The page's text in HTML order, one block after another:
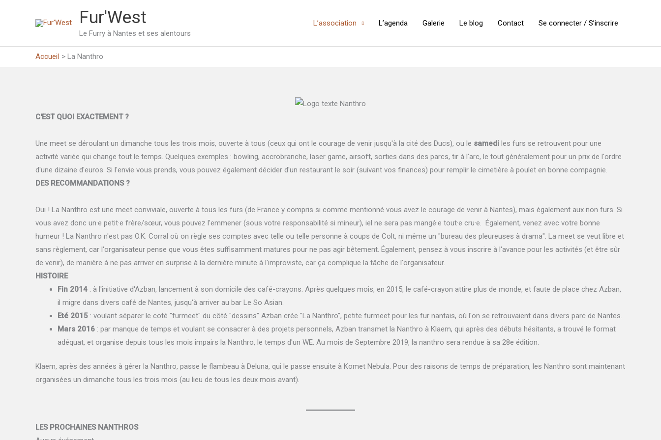
Fur'West
Le Furry à Nantes et ses alentours
L’association L’agenda Galerie Le blog Contact Se connecter / S’inscrire
Accueil La Nanthro
C'EST QUOI EXACTEMENT ?
Une meet se déroulant un dimanche tous les trois mois, ouverte à tous (ceux qui ont le courage de venir jusqu'à la cité des Ducs), ou le samedi les furs se retrouvent pour une
activité variée qui change tout le temps. Quelques exemples : bowling, accrobranche, laser game, airsoft, sorties dans des parcs, tir à l'arc, le tout généralement pour un prix de l'ordre
d'une dizaine d'euros. Si l'envie vous prends, vous pouvez également décider d'un restaurant le soir (suivant vos finances) pour remplir le cimetière à poulet en bonne compagnie.
DES RECOMMANDATIONS ?
Oui ! La Nanthro est une meet conviviale, ouverte à tous les furs (de France y compris si comme mentionné vous avez le courage de venir à Nantes), mais également aux non furs. Si
vous avez donc un·e petit·e frère/sœur, vous pouvez l'emmener (sous votre responsabilité si mineur), iel ne sera pas mangé·e tout·e cru·e. Également, venez avec votre bonne
humeur ! La Nanthro n'est pas O.K. Corral où on règle ses comptes avec telle ou telle personne à coups de Colt, ni même un "bureau des pleureuses à drama". La meet se veut libre et
sans règlement, car l'organisateur pense que vous êtes suffisamment matures pour ne pas agir bêtement. Également, pensez à vous inscrire à l'avance pour les activités (et être sûr
de venir), de manière à ne pas arriver en surprise à la dernière minute à l'improviste, car ça complique la tâche de l'organisateur.
HISTOIRE
Fin 2014 : à l'initiative d'Azban, lancement à son domicile des café-crayons. Après quelques mois, en 2015, le café-crayon attire plus de monde, et faute de place chez Azban,
il migre dans divers café de Nantes, jusqu'à arriver au bar Le So Asian.
Eté 2015 : voulant séparer le coté "furmeet" du côté "dessins" Azban crée "La Nanthro", petite furmeet pour les fur nantais, où l'on se retrouvaient dans divers parc de Nantes.
Mars 2016 : par manque de temps et voulant se consacrer à des projets personnels, Azban transmet la Nanthro à Klaem, qui après des débuts hésitants, a trouvé le format
adéquat, et organise depuis tous les mois impairs la Nanthro, le temps d'un WE. Au mois de Septembre 2019, la nanthro sera rendue à sa 28e édition.
Klaem, après des années à gérer la Nanthro, passe le flambeau à Deluna, qui le passe ensuite à Komet Nebula. Pour des raisons de temps de préparation, les Nanthro sont maintenant
organisées un dimanche tous les trois mois (au lieu de tous les deux mois avant).
LES PROCHAINES NANTHROS